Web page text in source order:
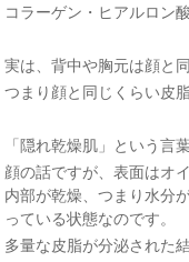
コラーゲン・ヒアルロン
実は、背中や胸元は顔と
つまり顔と同じくらい皮
「隠れ乾燥肌」という言
顔の話ですが、表面はオ
内部が乾燥、つまり水分
っている状態なのです。
多量な皮脂が分泌された